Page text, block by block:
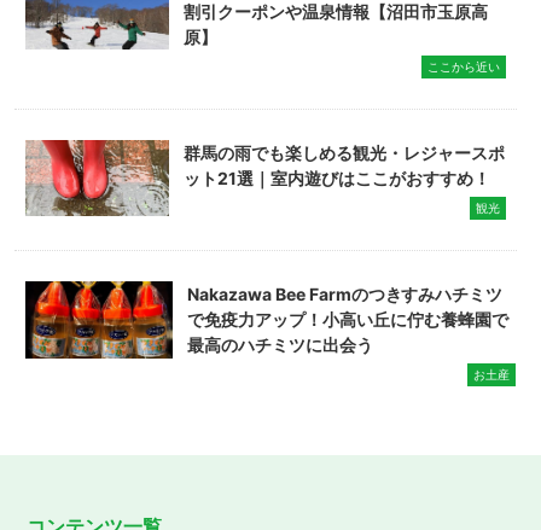
割引クーポンや温泉情報【沼田市玉原高
原】
ここから近い
群馬の雨でも楽しめる観光・レジャースポ
ット21選｜室内遊びはここがおすすめ！
観光
Nakazawa Bee Farmのつきすみハチミツ
で免疫力アップ！小高い丘に佇む養蜂園で
最高のハチミツに出会う
お土産